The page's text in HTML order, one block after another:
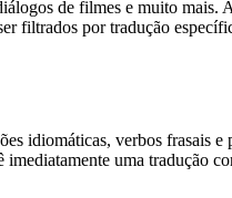
de filmes e muito mais.
filtrados por tradução
idiomáticas, verbos frasais
uma tradução